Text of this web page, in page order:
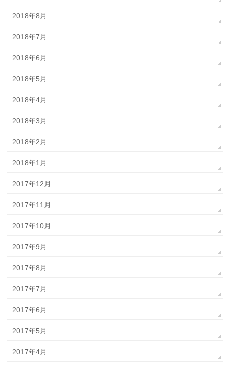
2018年8月
2018年7月
2018年6月
2018年5月
2018年4月
2018年3月
2018年2月
2018年1月
2017年12月
2017年11月
2017年10月
2017年9月
2017年8月
2017年7月
2017年6月
2017年5月
2017年4月